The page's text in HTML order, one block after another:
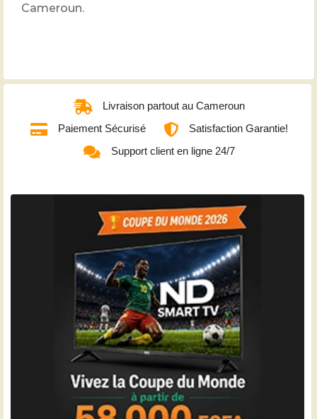
Cameroun.
Livraison partout au Cameroun
Paiement Sécurisé
Satisfaction Garantie!
Support client en ligne 24/7